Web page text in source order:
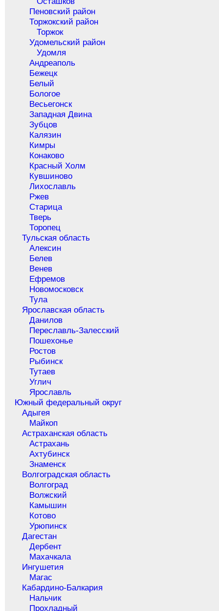
Пеновский район
Торжокский район
Торжок
Удомельский район
Удомля
Андреаполь
Бежецк
Белый
Бологое
Весьегонск
Западная Двина
Зубцов
Калязин
Кимры
Конаково
Красный Холм
Кувшиново
Лихославль
Ржев
Старица
Тверь
Торопец
Тульская область
Алексин
Белев
Венев
Ефремов
Новомосковск
Тула
Ярославская область
Данилов
Переславль-Залесский
Пошехонье
Ростов
Рыбинск
Тутаев
Углич
Ярославль
Южный федеральный округ
Адыгея
Майкоп
Астраханская область
Астрахань
Ахтубинск
Знаменск
Волгоградская область
Волгоград
Волжский
Камышин
Котово
Урюпинск
Дагестан
Дербент
Махачкала
Ингушетия
Магас
Кабардино-Балкария
Нальчик
Прохладный